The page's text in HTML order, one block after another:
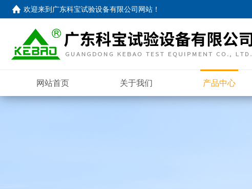
欢迎来到 广东科宝试验设备有限公司网站 ！
网站首页 关于我们 产品中心